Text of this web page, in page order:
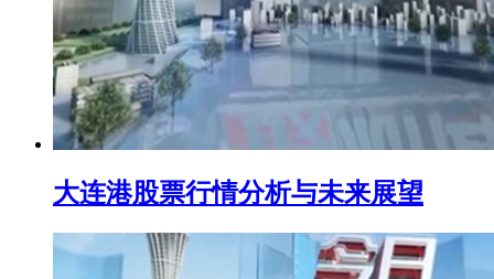
大连港股票行情分析与未来展望